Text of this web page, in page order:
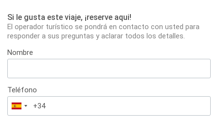
Si le gusta este viaje, ¡reserve aqui!
El operador turístico se pondrá en contacto con usted para
responder a sus preguntas y aclarar todos los detalles.
Nombre
Teléfono
España
+34